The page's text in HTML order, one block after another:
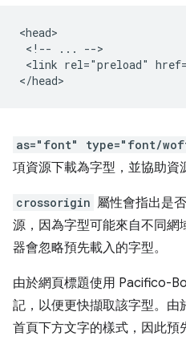
<head>
<!-- ... -->
<link rel="preload"
as="font" type="font/
項資源下載為字型，並協助資
crossorigin 屬性會指出是
源，因為字型可能來自不同網
器會忽略預先載入的字型。
由於網頁標題使用 Pacifico-
記，以便更快擷取該字型。
首頁下方文字的樣式，因此預